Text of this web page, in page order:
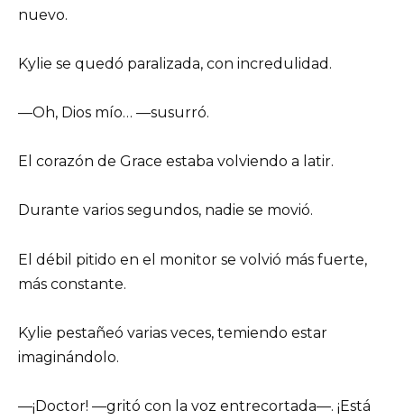
nuevo.
Kylie se quedó paralizada, con incredulidad.
—Oh, Dios mío… —susurró.
El corazón de Grace estaba volviendo a latir.
Durante varios segundos, nadie se movió.
El débil pitido en el monitor se volvió más fuerte,
más constante.
Kylie pestañeó varias veces, temiendo estar
imaginándolo.
—¡Doctor! —gritó con la voz entrecortada—. ¡Está